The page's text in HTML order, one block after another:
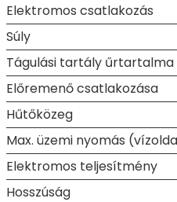
Elektromos csatlakozás
Súly
Tágulási tartály űrtartalma
Előremenő csatlakozása
Hűtőközeg
Max. üzemi nyomás
Elektromos teljesítmény
Hosszúság